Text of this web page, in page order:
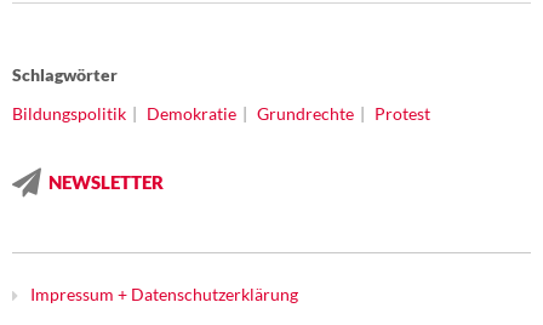
Schlagwörter
Bildungspolitik
Demokratie Grundrechte Protest
NEWSLETTER
Impressum + Datenschutzerklärung